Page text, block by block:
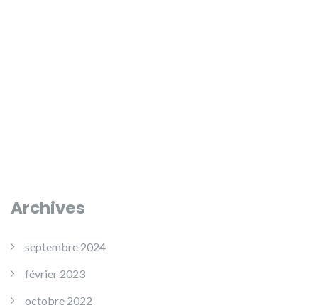
Archives
septembre 2024
février 2023
octobre 2022